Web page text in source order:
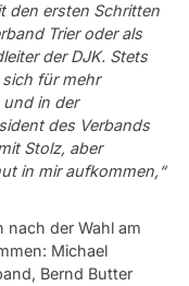
den ersten Schritten
Trier oder als
der DJK. Stets
für mehr
in der
des Verbands
Stolz, aber
in mir aufkommen,“
nach der Wahl am
Michael
Bernd Butter